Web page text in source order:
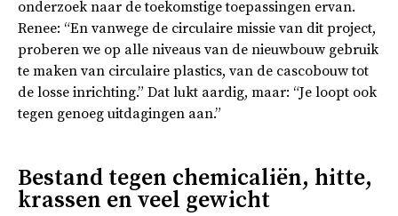
onderzoek naar de toekomstige toepassingen ervan.
Renee: “En vanwege de circulaire missie van dit project,
proberen we op alle niveaus van de nieuwbouw gebruik
te maken van circulaire plastics, van de cascobouw tot
de losse inrichting.” Dat lukt aardig, maar: “Je loopt ook
tegen genoeg uitdagingen aan.”
Bestand tegen chemicaliën, hitte,
krassen en veel gewicht